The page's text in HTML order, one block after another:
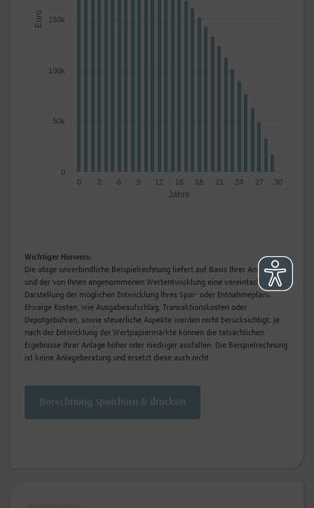
Jahre
Euro
0 6 12 18 24 30
3 9 15 21 27
0
50k
100k
150k
Wichtiger Hinweis:
Die obige unverbindliche Beispielrechnung liefert auf Basis Ihrer Angaben
und der von Ihnen angenommenen Wertentwicklung eine vereinfachte
Darstellung der möglichen Entwicklung Ihres Spar- oder Entnahmeplans.
Etwaige Kosten, wie Ausgabeaufschlag, Transaktionskosten oder
Depotgebühren, sowie steuerliche Aspekte werden nicht berücksichtigt. Je
nach der Entwicklung der Wertpapiermärkte können die tatsächlichen
Ergebnisse Ihrer Anlage höher oder niedriger ausfallen. Die Beispielrechnung
ist keine Anlageberatung und ersetzt diese auch nicht.
Berechnung speichern & drucken